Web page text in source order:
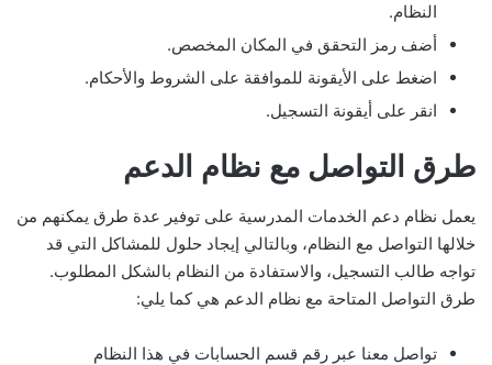
النظام.
أضف رمز التحقق في المكان المخصص.
اضغط على الأيقونة للموافقة على الشروط والأحكام.
انقر على أيقونة التسجيل.
طرق التواصل مع نظام الدعم
يعمل نظام دعم الخدمات المدرسية على توفير عدة طرق يمكنهم من
خلالها التواصل مع النظام، وبالتالي إيجاد حلول للمشاكل التي قد
تواجه طالب التسجيل، والاستفادة من النظام بالشكل المطلوب.
طرق التواصل المتاحة مع نظام الدعم هي كما يلي:
تواصل معنا عبر رقم قسم الحسابات في هذا النظام